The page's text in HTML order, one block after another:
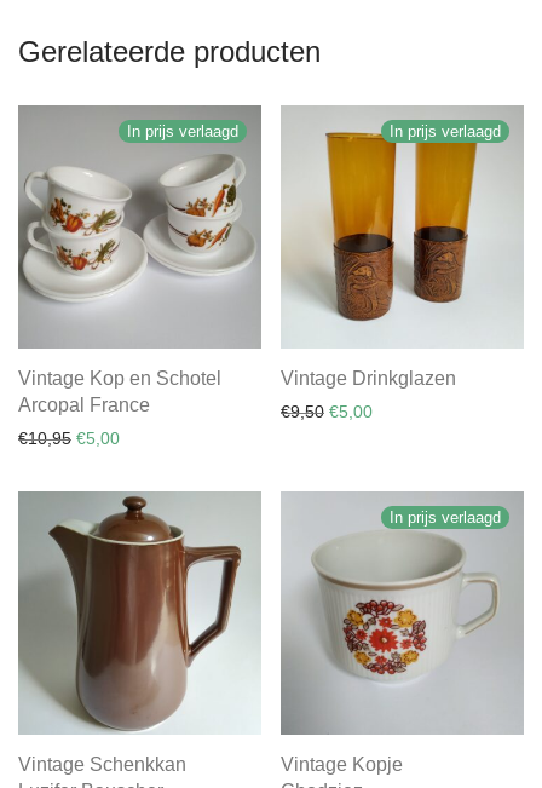
Gerelateerde producten
In prijs verlaagd
Vintage Kop en Schotel
Arcopal France
€10,95 Oorspronkelijke prijs was: €10,95.
€5,00Huidige prijs is: €5,00.
In prijs verlaagd
Vintage Drinkglazen
€9,50 Oorspronkelijke prijs was:
€5,00Huidige prijs is: €5,00.
Vintage Schenkkan
In prijs verlaagd
Vintage Kopje